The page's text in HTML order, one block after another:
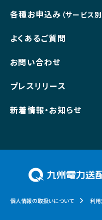
各種お申込み （サービス別
よくあるご質問
お問い合わせ
プレスリリース
新着情報・お知らせ
個人情報の取扱いについて 利